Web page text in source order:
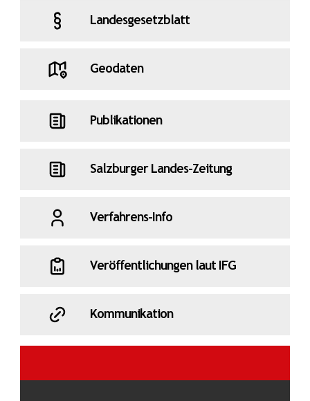
Landesgesetzblatt
Geodaten
Publikationen
Salzburger Landes-Zeitung
Verfahrens-Info
Veröffentlichungen laut IFG
Kommunikation